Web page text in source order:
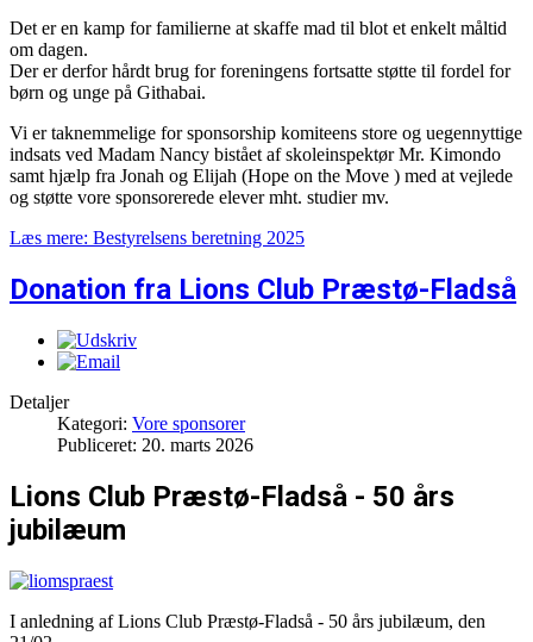
Det er en kamp for familierne at skaffe mad til blot et enkelt måltid
om dagen.
Der er derfor hårdt brug for foreningens fortsatte støtte til fordel for
børn og unge på Githabai.
Vi er taknemmelige for sponsorship komiteens store og uegennyttige
indsats ved Madam Nancy bistået af skoleinspektør Mr. Kimondo
samt hjælp fra Jonah og Elijah (Hope on the Move ) med at vejlede
og støtte vore sponsorerede elever mht. studier mv.
Læs mere: Bestyrelsens beretning 2025
Donation fra Lions Club Præstø-Fladså
Detaljer
Kategori: Vore sponsorer
Publiceret: 20. marts 2026
Lions Club Præstø-Fladså - 50 års
jubilæum
I anledning afLions Club Præstø-Fladså - 50 års jubilæum, den